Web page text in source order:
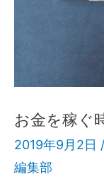
お金を稼ぐ
2019年9月2日 /
編集部